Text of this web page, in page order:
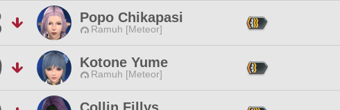
Popo Chikapasi
Ramuh [Meteor]
Kotone Yume
Ramuh [Meteor]